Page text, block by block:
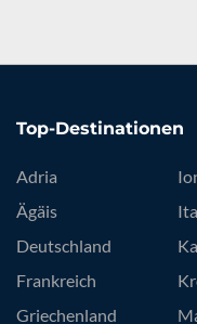
Top-Destinationen
Adria
Ägäis
Deutschland
Frankreich
Griechenland